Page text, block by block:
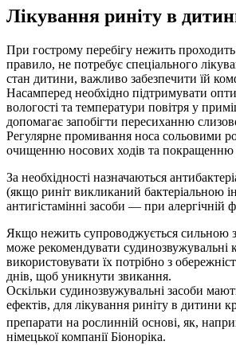
Лікування риніту в
При гострому перебігу нежить
правило, не потребує спеціального
стан дитини, важливо забезпечити їй
Насамперед необхідно підтримувати
вологості та температури повітря у
допомагає запобігти пересиханню
Регулярне промивання носа сольовими
очищенню носових ходів та покращенню
За необхідності назначаються
(якщо риніт викликаний бактеріальною
антигістамінні засоби — при алергічній
Якщо нежить супроводжується сильною
може рекомендувати судинозвужувальні
використовувати їх потрібно з
днів, щоб уникнути звикання.
Оскільки судинозвужувальні засоби
ефектів, для лікування риніту в дитини
препарати на рослинній основі, як,
німецької компанії Біоноріка.